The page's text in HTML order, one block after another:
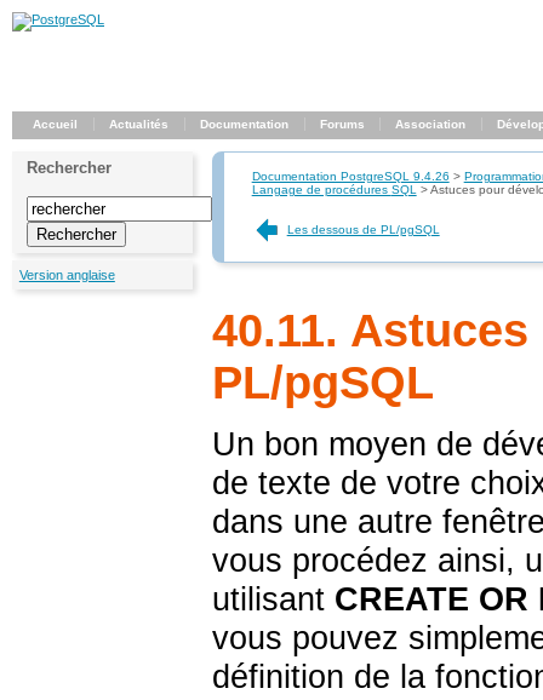
Accueil Actualités Documentation Forums Association
Rechercher
Version anglaise
Documentation PostgreSQL 9.4.26 >
Langage de procédures SQL >Astuces pour
Les dessous de PL/pgSQL
40.11.
PL/pgSQL
Un bon moyen de
de texte de votre
dans une autre
vous procédez ainsi,
utilisant CREATE OR
vous pouvez
définition de la